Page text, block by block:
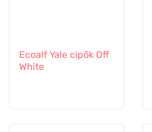
Ecoalf Yale cipők Off
White